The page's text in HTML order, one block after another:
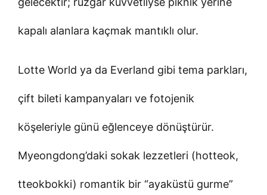
kapalı alanlara kaçmak mantıklı olur.
Lotte World ya da Everland gibi tema parkları,
çift bileti kampanyaları ve fotojenik
köşeleriyle günü eğlenceye dönüştürür.
Myeongdong’daki sokak lezzetleri (hotteok,
tteokbokki) romantik bir “ayaküstü gurme”